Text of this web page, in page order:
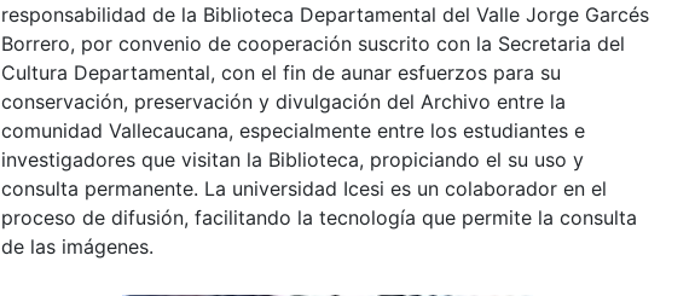
responsabilidad de la Biblioteca Departamental del Valle Jorge Garcés
Borrero, por convenio de cooperación suscrito con la Secretaria del
Cultura Departamental, con el fin de aunar esfuerzos para su
conservación, preservación y divulgación del Archivo entre la
comunidad Vallecaucana, especialmente entre los estudiantes e
investigadores que visitan la Biblioteca, propiciando el su uso y
consulta permanente. La universidad Icesi es un colaborador en el
proceso de difusión, facilitando la tecnología que permite la consulta
de las imágenes.